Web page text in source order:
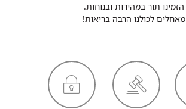
הזמינו תור במהירות ובנוחות.
מאחלים לכולנו הרבה בריאות!